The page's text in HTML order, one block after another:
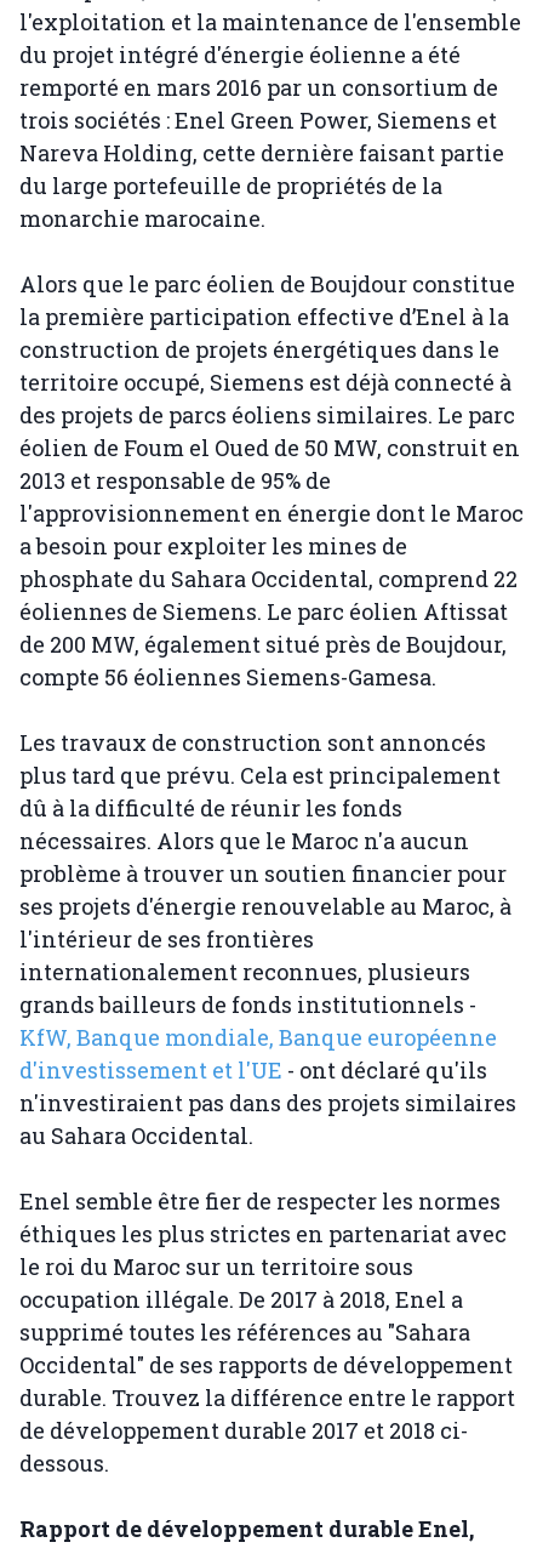
l'exploitation et la maintenance de l'ensemble
du projet intégré d'énergie éolienne a été
remporté en mars 2016 par un consortium de
trois sociétés : Enel Green Power, Siemens et
Nareva Holding, cette dernière faisant partie
du large portefeuille de propriétés de la
monarchie marocaine.
Alors que le parc éolien de Boujdour constitue
la première participation effective d’Enel à la
construction de projets énergétiques dans le
territoire occupé, Siemens est déjà connecté à
des projets de parcs éoliens similaires. Le parc
éolien de Foum el Oued de 50 MW, construit en
2013 et responsable de 95% de
l'approvisionnement en énergie dont le Maroc
a besoin pour exploiter les mines de
phosphate du Sahara Occidental, comprend 22
éoliennes de Siemens. Le parc éolien Aftissat
de 200 MW, également situé près de Boujdour,
compte 56 éoliennes Siemens-Gamesa.
Les travaux de construction sont annoncés
plus tard que prévu. Cela est principalement
dû à la difficulté de réunir les fonds
nécessaires. Alors que le Maroc n'a aucun
problème à trouver un soutien financier pour
ses projets d'énergie renouvelable au Maroc, à
l'intérieur de ses frontières
internationalement reconnues, plusieurs
grands bailleurs de fonds institutionnels -
KfW, Banque mondiale, Banque européenne
d'investissement et l'UE - ont déclaré qu'ils
n'investiraient pas dans des projets similaires
au Sahara Occidental.
Enel semble être fier de respecter les normes
éthiques les plus strictes en partenariat avec
le roi du Maroc sur un territoire sous
occupation illégale. De 2017 à 2018, Enel a
supprimé toutes les références au "Sahara
Occidental" de ses rapports de développement
durable. Trouvez la différence entre le rapport
de développement durable 2017 et 2018 ci-
dessous.
Rapport de développement durable Enel,